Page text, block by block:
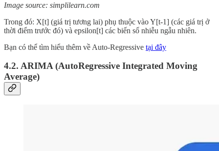
Image source: simplilearn.com
Trong đó: X[t] (giá trị tương lai) phụ thuộc vào Y[t-1] (các giá trị ở
thời điểm trước đó) và epsilon[t] các biến số nhiễu ngẫu nhiên.
Bạn có thể tìm hiểu thêm về Auto-Regressive tại đây
4.2. ARIMA (AutoRegressive Integrated Moving
Average)